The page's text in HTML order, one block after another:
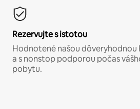
Rezervujte s istotou
Hodnotené našou
a s nonstop podporou počas
pobytu.